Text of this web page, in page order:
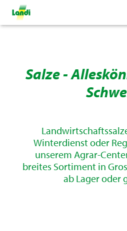
Salze -
Winterdienst oder
unserem Agrar-
breites Sortiment in
ab Lager oder